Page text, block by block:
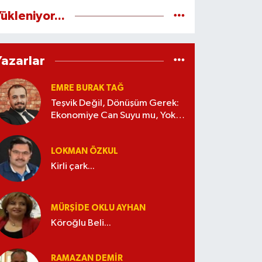
EMRE BURAK TAĞ
Teşvik Değil, Dönüşüm Gerek:
Ekonomiye Can Suyu mu, Yoksa
LOKMAN ÖZKUL
Kirli çark...
MÜRŞIDE OKLU AYHAN
Köroğlu Beli...
RAMAZAN DEMİR